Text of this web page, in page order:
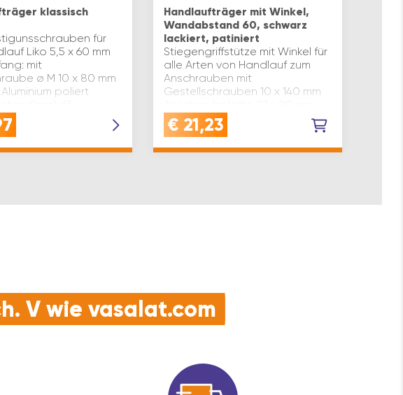
klassisch
für
Liko 5,5 x 60 mm
mit
ø M 10 x 80 mm
poliert
Auflage flach, zum
…
Handlaufträger mit Winkel,
Wandabstand 60, schwarz
lackiert, patiniert
Stiegengriffstütze mit Winkel für
alle Arten von Handlauf zum
Anschrauben mit
Gestellschrauben 10 x 140 mm
Wandrosetten ø 80 mm
Wandabstand von Rosette bis
€ 21,23
V wie vasalat.com